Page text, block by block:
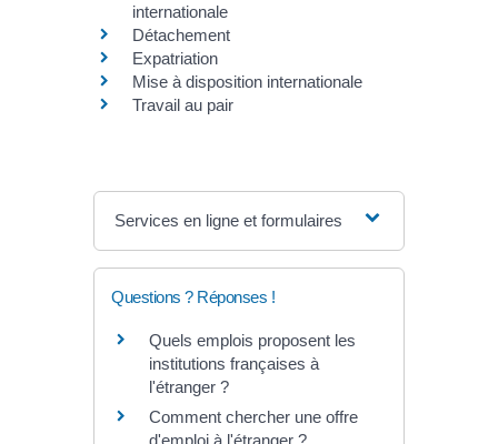
internationale
Détachement
Expatriation
Mise à disposition internationale
Travail au pair
Services en ligne et formulaires
Questions ? Réponses !
Quels emplois proposent les
institutions françaises à
l'étranger ?
Comment chercher une offre
d'emploi à l'étranger ?